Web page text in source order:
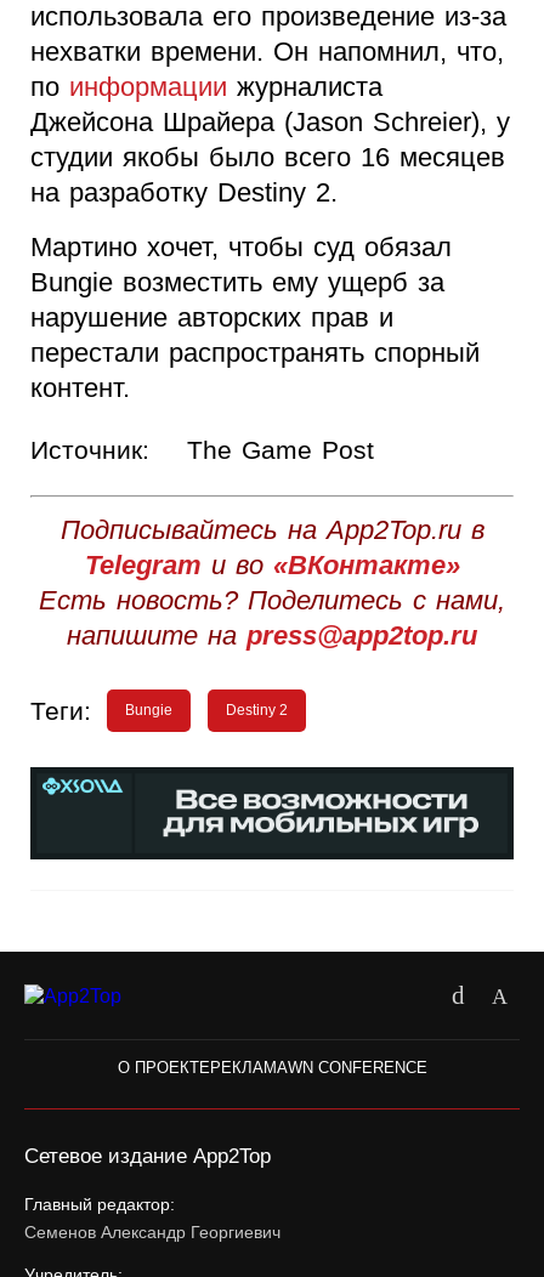
использовала его произведение из-за
нехватки времени. Он напомнил, что,
по информации журналиста
Джейсона Шрайера (Jason Schreier), у
студии якобы было всего 16 месяцев
на разработку Destiny 2.
Мартино хочет, чтобы суд обязал
Bungie возместить ему ущерб за
нарушение авторских прав и
перестали распространять спорный
контент.
Источник: The Game Post
Подписывайтесь на App2Top.ru в
Telegram и во «ВКонтакте»
Есть новость? Поделитесь с нами,
напишите на press@app2top.ru
Теги: Bungie Destiny 2
О ПРОЕКТЕРЕКЛАМАWN CONFERENCE
Сетевое издание App2Top
Главный редактор:
Семенов Александр Георгиевич